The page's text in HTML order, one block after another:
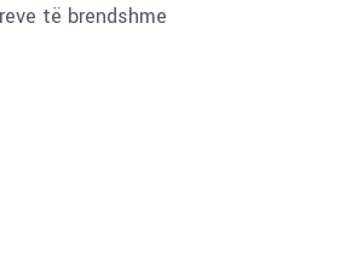
të brendshme